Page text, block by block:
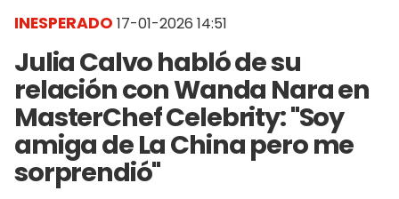
INESPERADO 17-01-2026 14:51
Julia Calvo habló de su
relación con Wanda Nara en
MasterChef Celebrity: "Soy
amiga de La China pero me
sorprendió"